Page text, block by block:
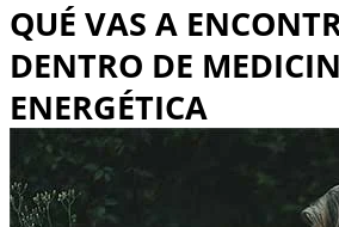
QUÉ VAS A
DENTRO DE
ENERGÉTICA